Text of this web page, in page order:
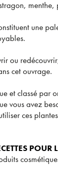
menthe,
une
ou
cet ouvrage.
et classé par
vous avez
ces
POUR